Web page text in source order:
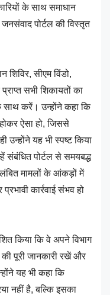
के साथ समाधान
जनसंवाद पोर्टल की विस्तृत
शिविर, सीएम विंडो,
सभी शिकायतों का
साथ करें। उन्होंने कहा कि
ऐसा हो, जिससे
उन्होंने यह भी स्पष्ट किया
संबंधित पोर्टल से समयबद्ध
लंबित मामलों के आंकड़ों में
कार्रवाई संभव हो
किया कि वे अपने विभाग
की पूरी जानकारी रखें और
यह भी कहा कि
नहीं है, बल्कि इसका